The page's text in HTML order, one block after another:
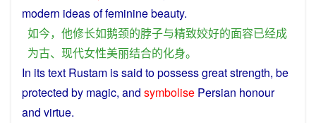
modern ideas offemininebeauty.
如今， 他修长如鹅颈的脖子与精致姣好的面容已经成
为古、 现代女性美丽结合的化身。
In its text Rustam is said topossessgreatstrength, be
protected by magic, and symbolise Persian honour
and virtue.